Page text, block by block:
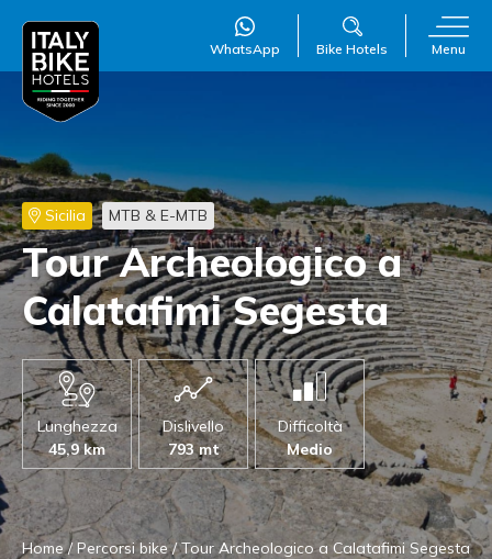
Menu
Bike Hotels
WhatsApp
Sicilia MTB & E-MTB
Tour Archeologico a
Calatafimi Segesta
Lunghezza
45,9 km
Dislivello
793 mt
Difficoltà
Medio
Home/Percorsi bike/Tour Archeologico a Calatafimi Segesta
WillAI
●Online